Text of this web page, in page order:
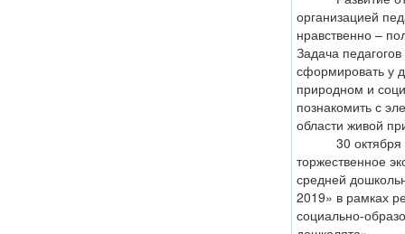
организацией
нравственно –
Задача
сформировать у
природном и
познакомить с
области живой
30 октября
торжественное
средней
2019» в рамках
социально-